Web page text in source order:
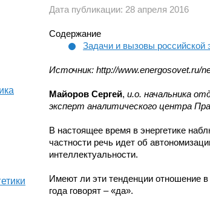
Дата публикации: 28 апреля 2016
Содержание
Задачи и вызовы российской
Источник: http://www.energosovet.ru/
Майоров Сергей, и.о. начальника
эксперт аналитического центра
В настоящее время в энергетике
частности речь идет об
интеллектуальности.
Имеют ли эти тенденции отношение
года говорят – «да».